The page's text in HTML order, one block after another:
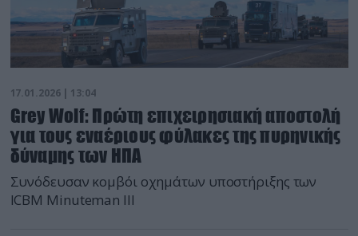
17.01.2026 | 13:04
Grey Wolf: Πρώτη επιχειρησιακή αποστολή
για τους εναέριους φύλακες της πυρηνικής
δύναμης των ΗΠΑ
Συνόδευσαν κομβόι οχημάτων υποστήριξης των
ICBM Minuteman III